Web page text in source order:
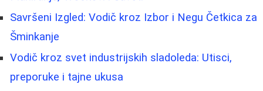
Savršeni Izgled: Vodič kroz Izbor i Negu Četkica za
Šminkanje
Vodič kroz svet industrijskih sladoleda: Utisci,
preporuke i tajne ukusa